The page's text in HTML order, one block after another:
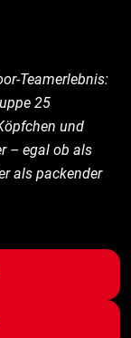
Teamerlebnis:
25
und
– egal ob als
als packender